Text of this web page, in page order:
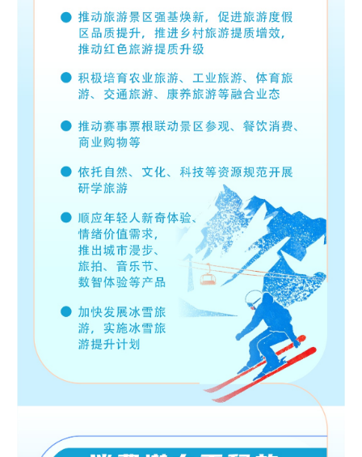
四川 贵州 云南
甘肃
新疆 内蒙古 黑龙江
多语种频道
Español Français
Русский язык 日本語 한국어
Português